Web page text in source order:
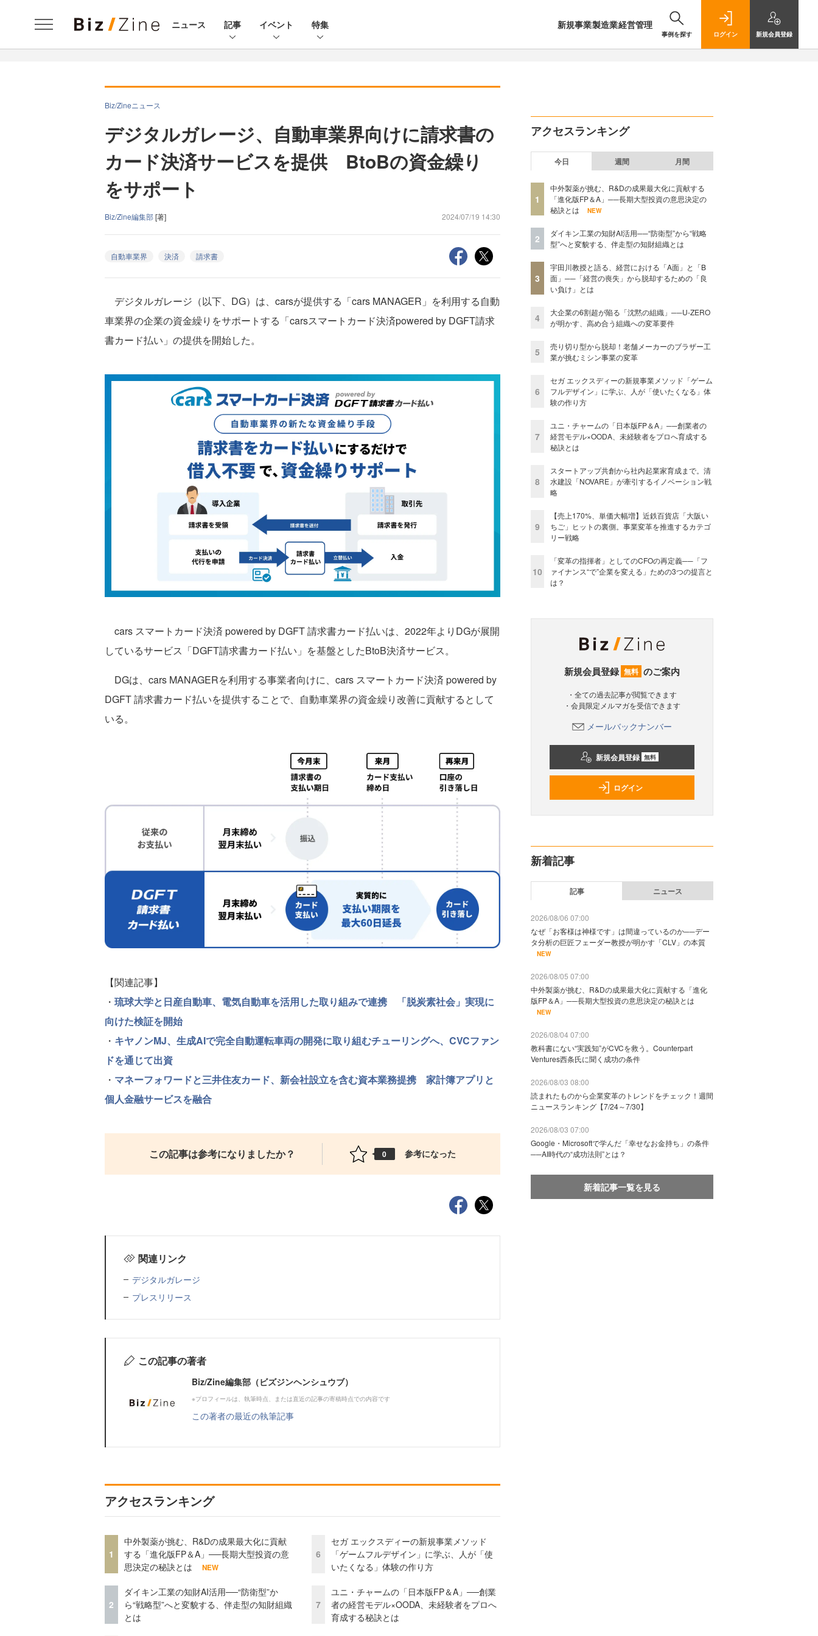
ニュース 記事 イベント 特集 新規事業製造業経営管理
事例を探す ログイン 新規会員登録
Biz/Zineニュース
デジタルガレージ、自動車業界向けに請求書の
カード決済サービスを提供 BtoBの資金繰り
をサポート
Biz/Zine編集部[著] 2024/07/19 14:30
自動車業界 決済 請求書
デジタルガレージ（以下、DG）は、carsが提供する「cars MANAGER」を利用する自動
車業界の企業の資金繰りをサポートする「carsスマートカード決済powered by DGFT請求
書カード払い」の提供を開始した。
cars スマートカード決済 powered by DGFT 請求書カード払いは、2022年よりDGが展開
しているサービス「DGFT請求書カード払い」を基盤としたBtoB決済サービス。
DGは、cars MANAGERを利用する事業者向けに、cars スマートカード決済 powered by
DGFT 請求書カード払いを提供することで、自動車業界の資金繰り改善に貢献するとして
いる。
【関連記事】
・ 琉球大学と日産自動車、電気自動車を活用した取り組みで連携 「脱炭素社会」実現に
向けた検証を開始
・ キヤノンMJ、生成AIで完全自動運転車両の開発に取り組むチューリングへ、CVCファン
ドを通じて出資
・ マネーフォワードと三井住友カード、新会社設立を含む資本業務提携 家計簿アプリと
個人金融サービスを融合
この記事は参考になりましたか？ 0 参考になった
関連リンク
デジタルガレージ
プレスリリース
この記事の著者
Biz/Zine編集部（ビズジンヘンシュウブ）
※プロフィールは、執筆時点、または直近の記事の寄稿時点での内容です
この著者の最近の執筆記事
アクセスランキング
1
中外製薬が挑む、R&Dの成果最大化に貢献
する「進化版FP＆A」──長期大型投資の意
思決定の秘訣とは
NEW
2
ダイキン工業の知財AI活用──“防衛型”か
ら“戦略型”へと変貌する、伴走型の知財組織
とは
6
セガ エックスディーの新規事業メソッド
「ゲームフルデザイン」に学ぶ、人が「使
いたくなる」体験の作り方
7
ユニ・チャームの「日本版FP＆A」──創業
者の経営モデル×OODA、未経験者をプロへ
育成する秘訣とは
アクセスランキング
今日 週間 月間
1
中外製薬が挑む、R&Dの成果最大化に貢献する
「進化版FP＆A」──長期大型投資の意思決定の
秘訣とは
NEW
2
ダイキン工業の知財AI活用──“防衛型”から“戦略
型”へと変貌する、伴走型の知財組織とは
3
宇田川教授と語る、経営における「A面」と「B
面」──「経営の喪失」から脱却するための「良
い負け」とは
4
大企業の6割超が陥る「沈黙の組織」──U-ZERO
が明かす、高め合う組織への変革要件
5
売り切り型から脱却！老舗メーカーのブラザー工
業が挑むミシン事業の変革
6
セガ エックスディーの新規事業メソッド「ゲーム
フルデザイン」に学ぶ、人が「使いたくなる」体
験の作り方
7
ユニ・チャームの「日本版FP＆A」──創業者の
経営モデル×OODA、未経験者をプロへ育成する
秘訣とは
8
スタートアップ共創から社内起業家育成まで。清
水建設「NOVARE」が牽引するイノベーション戦
略
9
【売上170%、単価大幅増】近鉄百貨店「大阪い
ちご」ヒットの裏側。事業変革を推進するカテゴ
リー戦略
10
「変革の指揮者」としてのCFOの再定義──「フ
ァイナンス“で”企業を変える」ための3つの提言と
は？
新規会員登録 無料 のご案内
・全ての過去記事が閲覧できます
・会員限定メルマガを受信できます
メールバックナンバー
新規会員登録 無料
ログイン
新着記事
記事 ニュース
2026/08/06 07:00
なぜ「お客様は神様です」は間違っているのか──デー
タ分析の巨匠フェーダー教授が明かす「CLV」の本質
NEW
2026/08/05 07:00
中外製薬が挑む、R&Dの成果最大化に貢献する「進化
版FP＆A」──長期大型投資の意思決定の秘訣とは
NEW
2026/08/04 07:00
教科書にない“実践知”がCVCを救う。Counterpart
Ventures西条氏に聞く成功の条件
2026/08/03 08:00
読まれたものから企業変革のトレンドをチェック！週間
ニュースランキング【7/24～7/30】
2026/08/03 07:00
Google・Microsoftで学んだ「幸せなお金持ち」の条件
──AI時代の“成功法則”とは？
新着記事一覧を見る